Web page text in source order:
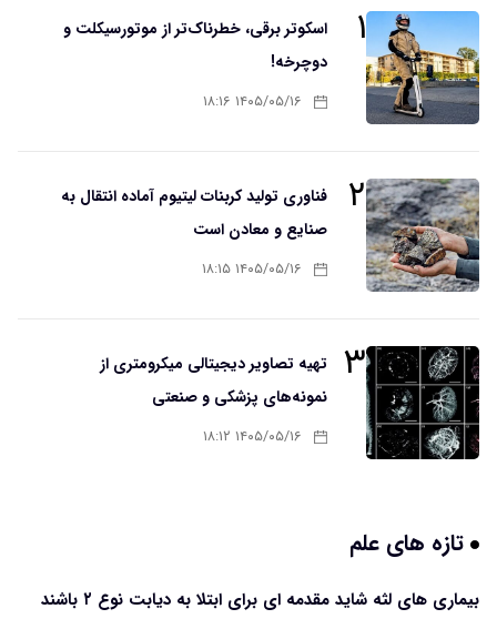
۱
اسکوتر برقی، خطرناک‌تر از موتورسیکلت و
دوچرخه!
۱۴۰۵/۰۵/۱۶ ۱۸:۱۶
۲
فناوری تولید کربنات لیتیوم آماده انتقال به
صنایع و معادن است
۱۴۰۵/۰۵/۱۶ ۱۸:۱۵
۳
تهیه تصاویر دیجیتالی میکرومتری از
نمونه‌های پزشکی و صنعتی
۱۴۰۵/۰۵/۱۶ ۱۸:۱۲
تازه های علم
بیماری های لثه شاید مقدمه ای برای ابتلا به دیابت نوع ۲ باشند